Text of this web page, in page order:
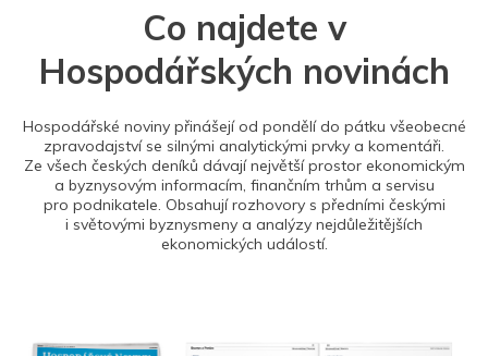
Co najdete v
Hospodářských novinách
Hospodářské noviny přinášejí od pondělí do pátku všeobecné
zpravodajství se silnými analytickými prvky a komentáři.
Ze všech českých deníků dávají největší prostor ekonomickým
a byznysovým informacím, finančním trhům a servisu
pro podnikatele. Obsahují rozhovory s předními českými
i světovými byznysmeny a analýzy nejdůležitějších
ekonomických událostí.